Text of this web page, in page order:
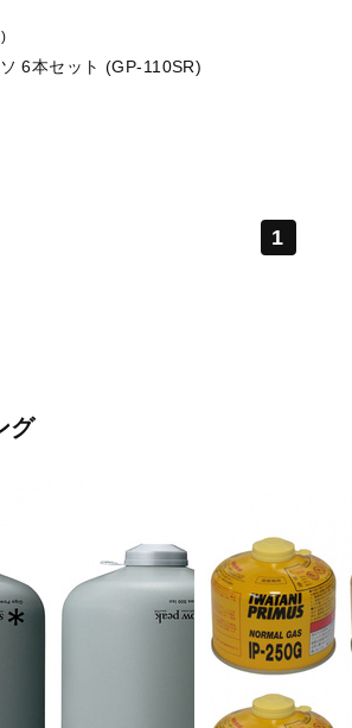
6本セット (GP-110SR)
1
グ